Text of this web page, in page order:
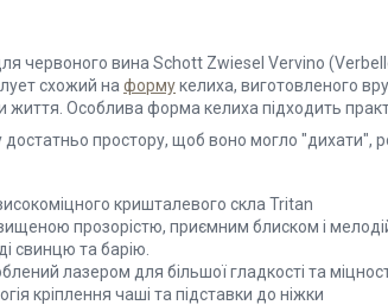
червоного вина Schott Zwiesel Vervino
схожий на формукелиха, виготовленого
життя. Особлива форма келиха підходить
простору, щоб воно могло "дихати",
кришталевого скла Tritan
прозорістю, приємним блиском і
свинцю та барію.
лазером для більшої гладкості та
кріплення чаші та підставки до ніжки